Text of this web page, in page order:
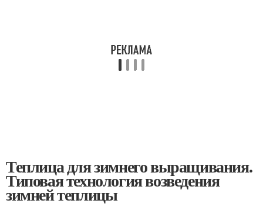
Теплица для зимнего выращивания.
Типовая технология возведения
зимней теплицы